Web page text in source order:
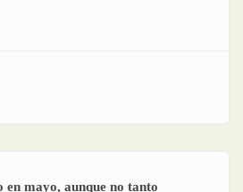
julio aumentó la demanda de energía
en mayo, aunque no tanto